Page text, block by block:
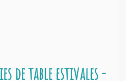
de table estivales -